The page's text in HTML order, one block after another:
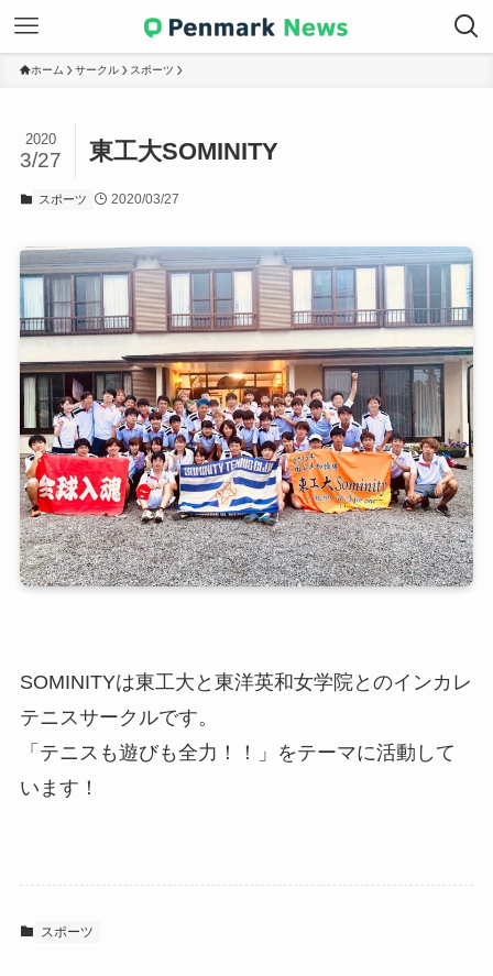
ホーム サークル スポーツ
東工大SOMINITY
2020
3/27
スポーツ 2020/03/27
SOMINITYは東工大と東洋英和女学院とのインカレ
テニスサークルです。
「テニスも遊びも全力！！」をテーマに活動して
います！
スポーツ